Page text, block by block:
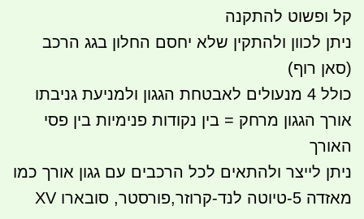
קל ופשוט להתקנה
ניתן לכוון ולהתקין שלא יחסם החלון בגג הרכב
(סאן רוף)
כולל 4 מנעולים לאבטחת הגגון ולמניעת גניבתו
אורך הגגון מרחק = בין נקודות פנימיות בין פסי
האורך
ניתן לייצר ולהתאים לכל הרכבים עם גגון אורך כמו
מאזדה 5-טיוטה לנד-קרוזר,פורסטר, סובארו XV